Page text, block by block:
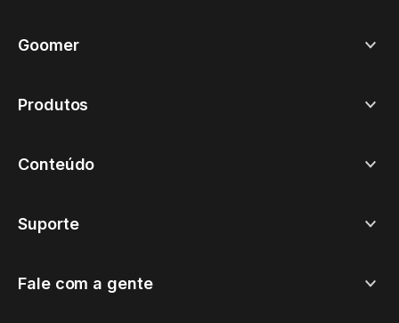
Goomer
Produtos
Conteúdo
Suporte
Fale com a gente